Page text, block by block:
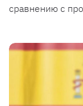
сравнению с